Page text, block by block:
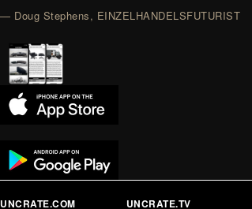
— Doug Stephens, EINZELHANDELSFUTURIST
UNCRATE.COM UNCRATE.TV